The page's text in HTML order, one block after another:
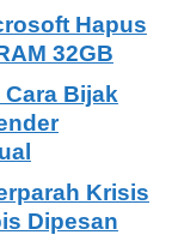
Hapus
32GB
Bijak
Krisis
Dipesan